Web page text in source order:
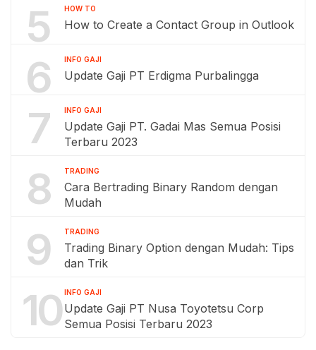
5 HOW TO
How to Create a Contact Group in Outlook
6 INFO GAJI
Update Gaji PT Erdigma Purbalingga
7 INFO GAJI
Update Gaji PT. Gadai Mas Semua Posisi
Terbaru 2023
8 TRADING
Cara Bertrading Binary Random dengan
Mudah
9 TRADING
Trading Binary Option dengan Mudah: Tips
dan Trik
10 INFO GAJI
Update Gaji PT Nusa Toyotetsu Corp
Semua Posisi Terbaru 2023